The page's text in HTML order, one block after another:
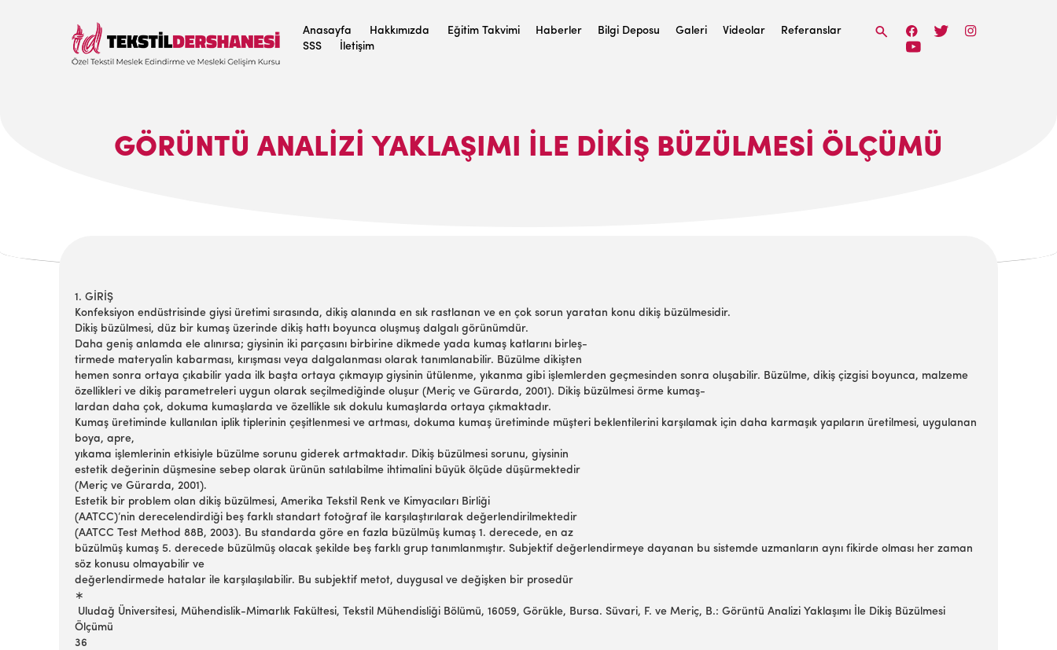
Anasayfa Hakkımızda Eğitim Takvimi Haberler Bilgi Deposu Galeri Videolar
Referanslar
SSS
İletişim
GÖRÜNTÜ ANALİZİ YAKLAŞIMI İLE DİKİŞ BÜZÜLMESİ ÖLÇÜMÜ
1. GİRİŞ
Konfeksiyon endüstrisinde giysi üretimi sırasında, dikiş alanında en sık rastlanan ve en çok sorun yaratan konu dikiş büzülmesidir.
Dikiş büzülmesi, düz bir kumaş üzerinde dikiş hattı boyunca oluşmuş dalgalı görünümdür.
Daha geniş anlamda ele alınırsa; giysinin iki parçasını birbirine dikmede yada kumaş katlarını birleş-
tirmede materyalin kabarması, kırışması veya dalgalanması olarak tanımlanabilir. Büzülme dikişten
hemen sonra ortaya çıkabilir yada ilk başta ortaya çıkmayıp giysinin ütülenme, yıkanma gibi işlemlerden geçmesinden sonra oluşabilir. Büzülme, dikiş çizgisi boyunca, malzeme
özellikleri ve dikiş parametreleri uygun olarak seçilmediğinde oluşur (Meriç ve Gürarda, 2001). Dikiş büzülmesi örme kumaş-
lardan daha çok, dokuma kumaşlarda ve özellikle sık dokulu kumaşlarda ortaya çıkmaktadır.
Kumaş üretiminde kullanılan iplik tiplerinin çeşitlenmesi ve artması, dokuma kumaş üretiminde müşteri beklentilerini karşılamak için daha karmaşık yapıların üretilmesi, uygulanan
boya, apre,
yıkama işlemlerinin etkisiyle büzülme sorunu giderek artmaktadır. Dikiş büzülmesi sorunu, giysinin
estetik değerinin düşmesine sebep olarak ürünün satılabilme ihtimalini büyük ölçüde düşürmektedir
(Meriç ve Gürarda, 2001).
Estetik bir problem olan dikiş büzülmesi, Amerika Tekstil Renk ve Kimyacıları Birliği
(AATCC)’nin derecelendirdiği beş farklı standart fotoğraf ile karşılaştırılarak değerlendirilmektedir
(AATCC Test Method 88B, 2003). Bu standarda göre en fazla büzülmüş kumaş 1. derecede, en az
büzülmüş kumaş 5. derecede büzülmüş olacak şekilde beş farklı grup tanımlanmıştır. Subjektif değerlendirmeye dayanan bu sistemde uzmanların aynı fikirde olması her zaman
söz konusu olmayabilir ve
değerlendirmede hatalar ile karşılaşılabilir. Bu subjektif metot, duygusal ve değişken bir prosedür
∗
Uludağ Üniversitesi, Mühendislik-Mimarlık Fakültesi, Tekstil Mühendisliği Bölümü, 16059, Görükle, Bursa. Süvari, F. ve Meriç, B.: Görüntü Analizi Yaklaşımı İle Dikiş Büzülmesi
Ölçümü
36